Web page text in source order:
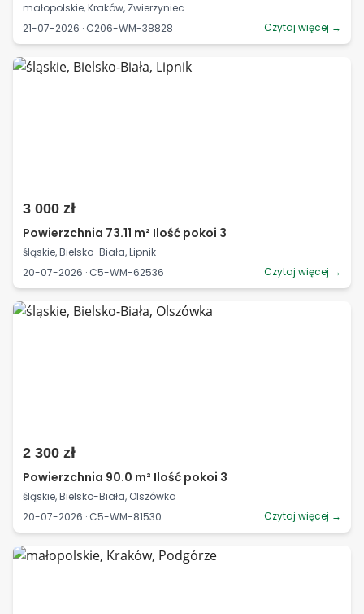
małopolskie, Kraków, Zwierzyniec
21-07-2026 · C206-WM-38828
Czytaj więcej →
3 000 zł
Powierzchnia 73.11 m² Ilość pokoi 3
śląskie, Bielsko-Biała, Lipnik
20-07-2026 · C5-WM-62536
Czytaj więcej →
2 300 zł
Powierzchnia 90.0 m² Ilość pokoi 3
śląskie, Bielsko-Biała, Olszówka
20-07-2026 · C5-WM-81530
Czytaj więcej →